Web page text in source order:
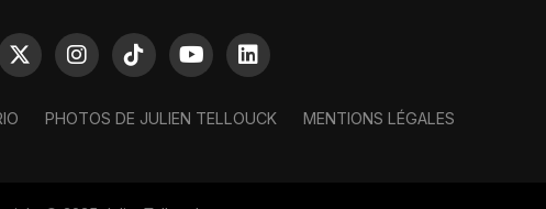
PHOTOS DE JULIEN TELLOUCK MENTIONS LÉGALES